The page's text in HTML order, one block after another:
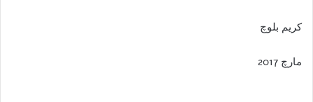
کریم بلوچ
مارچ 2017